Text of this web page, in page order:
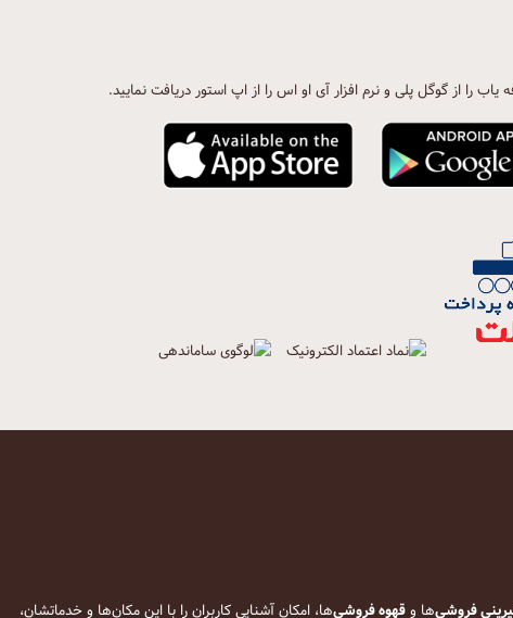
یاب را از گوگل پلی و نرم افزار آی او اس را از اپ استور دریافت نمایید.
فروشی‌ها وقهوه فروشی‌ها، امکان آشنایی کاربران را با این مکان‌ها و خدماتشان،